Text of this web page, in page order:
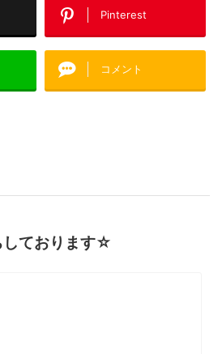
Pinterest
コメント
ております☆